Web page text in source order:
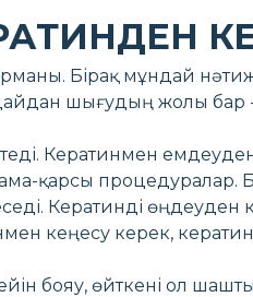
Бірақ мұндай
шығудың жолы бар -
Кератинмен
қарсы процедуралар.
Кератинді
кеңесу керек,
бояу, өйткені ол